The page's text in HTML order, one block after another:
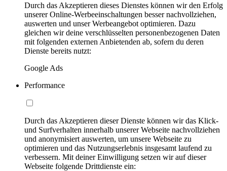
Durch das Akzeptieren dieses Dienstes können wir den Erfolg
unserer Online-Werbeeinschaltungen besser nachvollziehen,
auswerten und unser Werbeangebot optimieren. Dazu
gleichen wir deine verschlüsselten personenbezogenen Daten
mit folgenden externen Anbietenden ab, sofern du deren
Dienste bereits nutzt:
Google Ads
Performance
Durch das Akzeptieren dieser Dienste können wir das Klick-
und Surfverhalten innerhalb unserer Webseite nachvollziehen
und anonymisiert auswerten, um unsere Webseite zu
optimieren und das Nutzungserlebnis insgesamt laufend zu
verbessern. Mit deiner Einwilligung setzen wir auf dieser
Webseite folgende Drittdienste ein: